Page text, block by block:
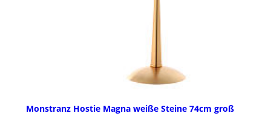
Monstranz Hostie Magna weiße Steine 74cm groß